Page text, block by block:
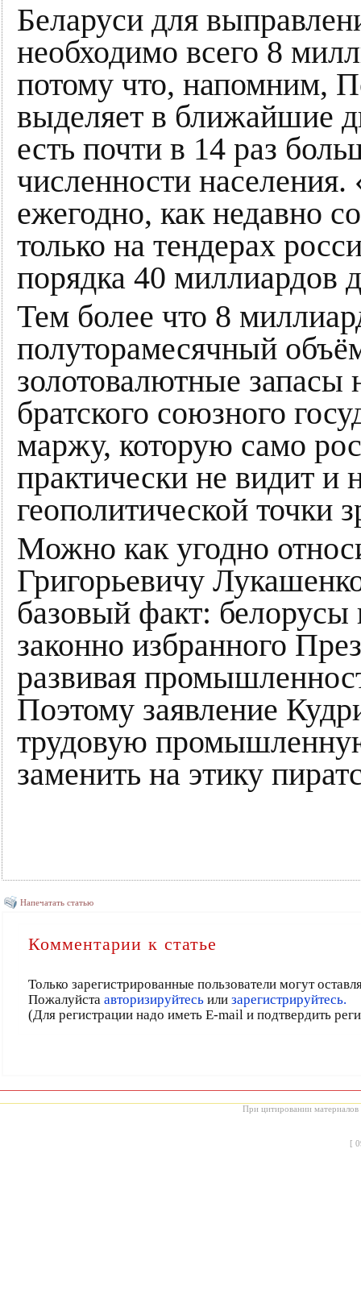
Беларуси для
необходимо всего 8
потому что, напомним,
выделяет в ближайшие
есть почти в 14 раз
численности
ежегодно, как недавно
только на тендерах
порядка 40 миллиардов
Тем более что 8
полуторамесячный
золотовалютные запасы
братского союзного
маржу, которую само
практически не видит и
геополитической точки
Можно как угодно
Григорьевичу
базовый факт: белорусы
законно избранного
развивая
Поэтому заявление
трудовую
заменить на этику
Напечатать статью
Комментарии к статье
Только зарегистрированные пользователи могут
Пожалуйста авторизируйтесьили зарегистрируйтесь.
(Для регистрации надо иметь E-mail и подтвердить
При цитировании материалов
[